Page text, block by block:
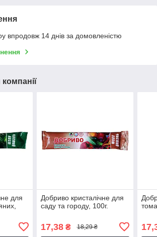
впродовж 14 днів за домовленістю
для
Добриво кристалічне для
саду та городу, 100г.
17,38₴ 18,29 ₴